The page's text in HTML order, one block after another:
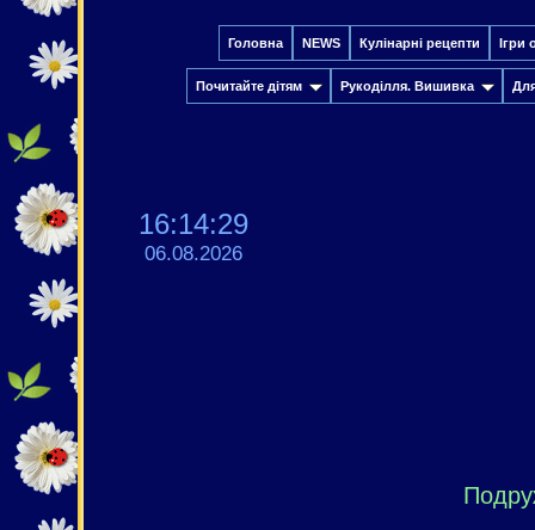
Головна NEWS Кулінарні рецепти Ігри
Почитайте дітям Рукоділля. Вишивка
16:14:30
06.08.2026